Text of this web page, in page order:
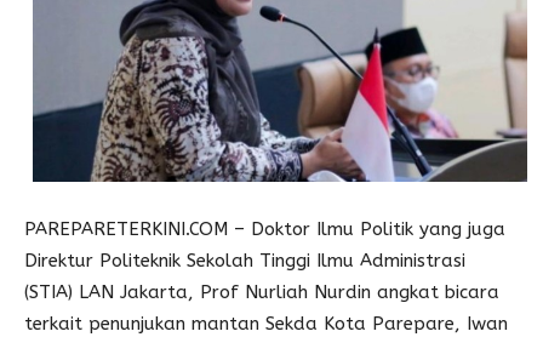
PAREPARETERKINI.COM – Doktor Ilmu Politik yang juga
Direktur Politeknik Sekolah Tinggi Ilmu Administrasi
(STIA) LAN Jakarta, Prof Nurliah Nurdin angkat bicara
terkait penunjukan mantan Sekda Kota Parepare, Iwan